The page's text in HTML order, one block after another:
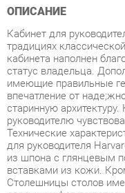
традициях
кабинета наполнен
статус владельца.
имеющие правильные
впечатление от
старинную архитектуру.
руководителю
Технические
для руководителя
из шпона с глянцевым
вставками из кожи.
Столешницы столов
двери шкафов
столов регулируются по
остаe;тся устойчивой на
тумбочки запирается на